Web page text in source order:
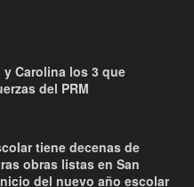
Carolina los 3 que
del PRM
tiene decenas de
obras listas en San
del nuevo año escolar